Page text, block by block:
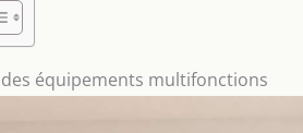
équipements multifonctions